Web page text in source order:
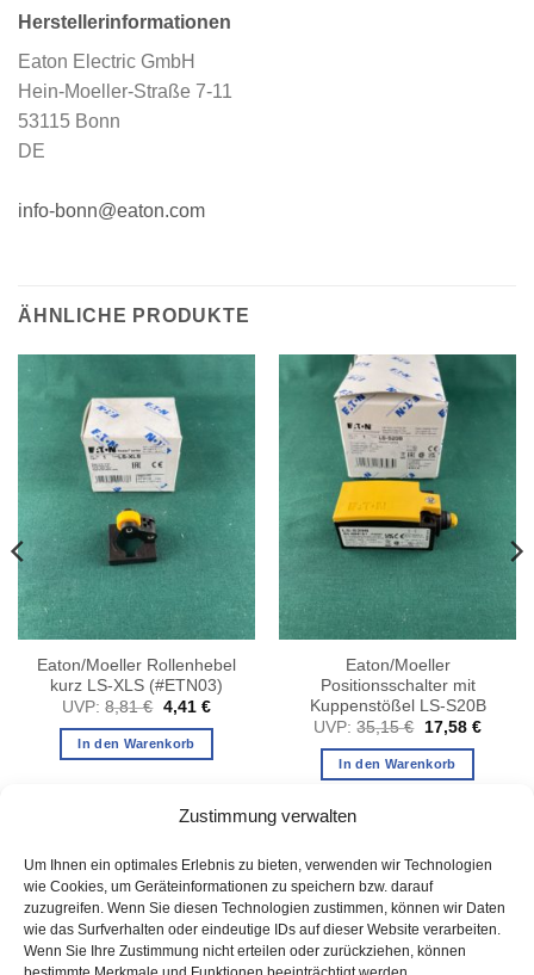
Zustimmung verwalten
Um Ihnen ein optimales Erlebnis zu bieten, verwenden wir Technologien
wie Cookies, um Geräteinformationen zu speichern bzw. darauf
zuzugreifen. Wenn Sie diesen Technologien zustimmen, können wir Daten
wie das Surfverhalten oder eindeutige IDs auf dieser Website verarbeiten.
Wenn Sie Ihre Zustimmung nicht erteilen oder zurückziehen, können
Herstellerinformationen
Eaton Electric GmbH
Hein-Moeller-Straße 7-11
53115 Bonn
DE
info-bonn@eaton.com
ÄHNLICHE PRODUKTE
Eaton/Moeller Rollenhebel
kurz LS-XLS (#ETN03)
UVP: 8,81€ Ursprünglicher
war:
8,81 €
4,41 €Aktueller
In den Warenkorb
Eaton/Moeller
Positionsschalter mit
Kuppenstößel LS-S20B
UVP: 35,15€
Ursprünglicher
war:
35,15 €
17,58 €
In den Warenkorb